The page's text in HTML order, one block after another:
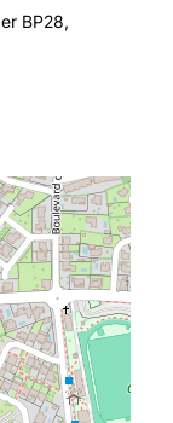
On recrute
BP28,